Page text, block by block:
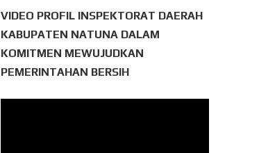
VIDEO PROFIL INSPEKTORAT DAERAH
KABUPATEN NATUNA DALAM
KOMITMEN MEWUJUDKAN
PEMERINTAHAN BERSIH